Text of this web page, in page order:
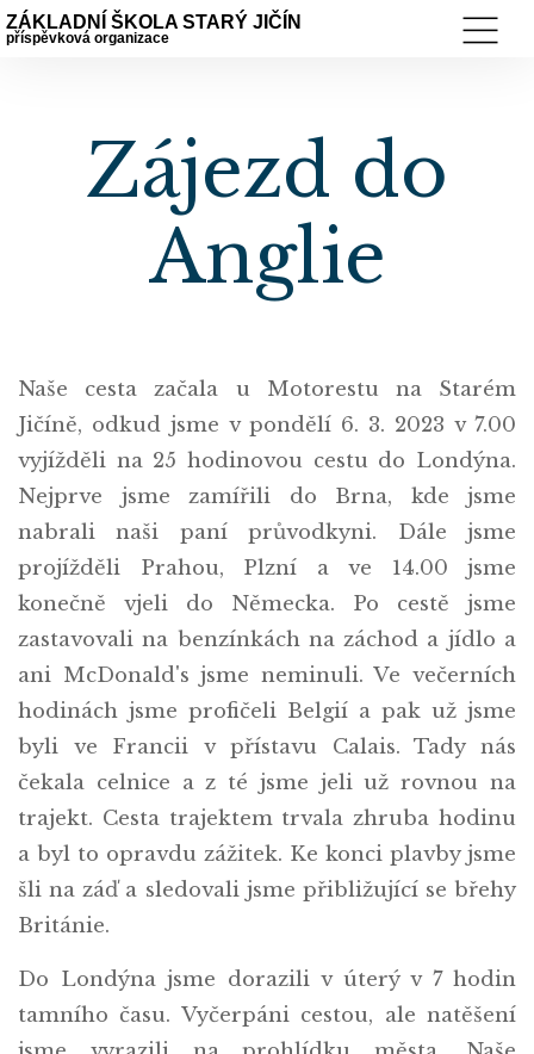
ZÁKLADNÍ ŠKOLA STARÝ JIČÍN
příspěvková organizace
Zájezd do
Anglie
Naše cesta začala u Motorestu na Starém
Jičíně, odkud jsme v pondělí 6. 3. 2023 v 7.00
vyjížděli na 25 hodinovou cestu do Londýna.
Nejprve jsme zamířili do Brna, kde jsme
nabrali naši paní průvodkyni. Dále jsme
projížděli Prahou, Plzní a ve 14.00 jsme
konečně vjeli do Německa. Po cestě jsme
zastavovali na benzínkách na záchod a jídlo a
ani McDonald's jsme neminuli. Ve večerních
hodinách jsme profičeli Belgií a pak už jsme
byli ve Francii v přístavu Calais. Tady nás
čekala celnice a z té jsme jeli už rovnou na
trajekt. Cesta trajektem trvala zhruba hodinu
a byl to opravdu zážitek. Ke konci plavby jsme
šli na záď a sledovali jsme přibližující se břehy
Británie.
Do Londýna jsme dorazili v úterý v 7 hodin
tamního času. Vyčerpáni cestou, ale natěšení